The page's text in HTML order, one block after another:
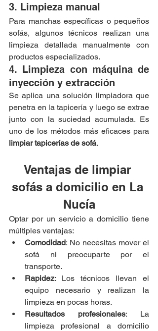
3. Limpieza manual
Para manchas específicas o pequeños
sofás, algunos técnicos realizan una
limpieza detallada manualmente con
productos especializados.
4. Limpieza con máquina de
inyección y extracción
Se aplica una solución limpiadora que
penetra en la tapicería y luego se extrae
junto con la suciedad acumulada. Es
limpiar tapicerías de sofá.
Ventajas de limpiar
sofás a domicilio en La
Nucía
Optar por un servicio a domicilio tiene
múltiples ventajas:
Comodidad: No necesitas mover el
sofá ni preocuparte por el
transporte.
Rapidez: Los técnicos llevan el
equipo necesario y realizan la
limpieza en pocas horas.
Resultados profesionales: La
limpieza profesional a domicilio